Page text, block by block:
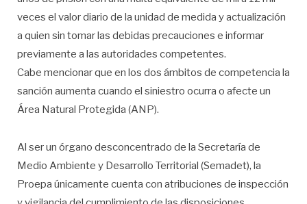
veces el valor diario de la unidad de medida y actualización
a quien sin tomar las debidas precauciones e informar
previamente a las autoridades competentes.
Cabe mencionar que en los dos ámbitos de competencia la
sanción aumenta cuando el siniestro ocurra o afecte un
Área Natural Protegida (ANP).
Al ser un órgano desconcentrado de la Secretaría de
Medio Ambiente y Desarrollo Territorial (Semadet), la
Proepa únicamente cuenta con atribuciones de inspección